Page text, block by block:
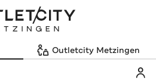
Outletcity Metzingen